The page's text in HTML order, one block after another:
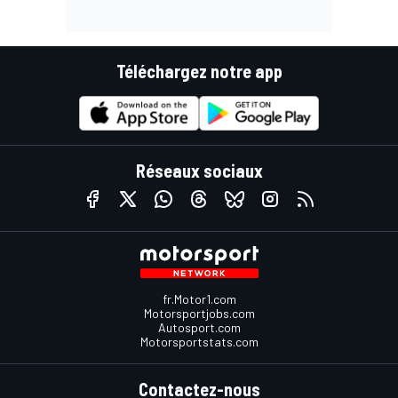
Téléchargez notre app
Réseaux sociaux
fr.Motor1.com
Motorsportjobs.com
Autosport.com
Motorsportstats.com
Contactez-nous